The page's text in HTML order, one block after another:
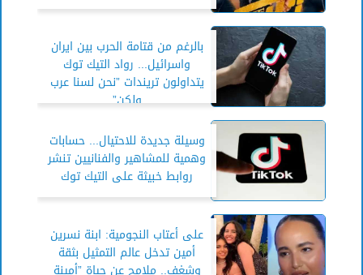
بالرغم من قتامة الحرب بين ايران
واسرائيل... رواد التيك توك
يتداولون تريندات ”نحن لسنا عرب
ولكن”
وسيلة جديدة للاحتيال... حسابات
وهمية للمشاهير والفنانيين تنشر
روابط خبيثة على التيك توك
على أعتاب النجومية: ابنة نسرين
أمين تدخل عالم التمثيل بثقة
وشغف.. ملامح عن حياة ”أمينة